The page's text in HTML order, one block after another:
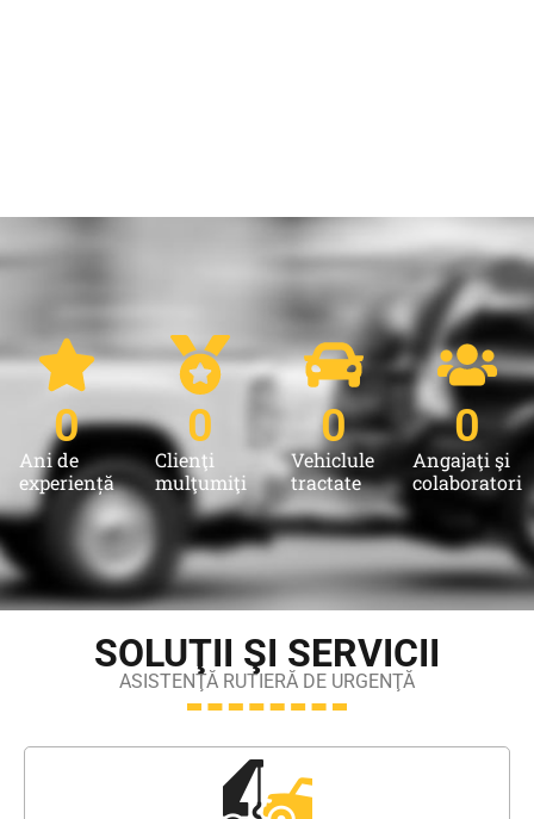
Ani de
experiență
0
Clienţi
mulţumiţi
0
Vehiclule
tractate
0
Angajaţi şi
colaboratori
0
SOLUŢII ŞI SERVICII
ASISTENŢĂ RUTIERĂ DE URGENŢĂ